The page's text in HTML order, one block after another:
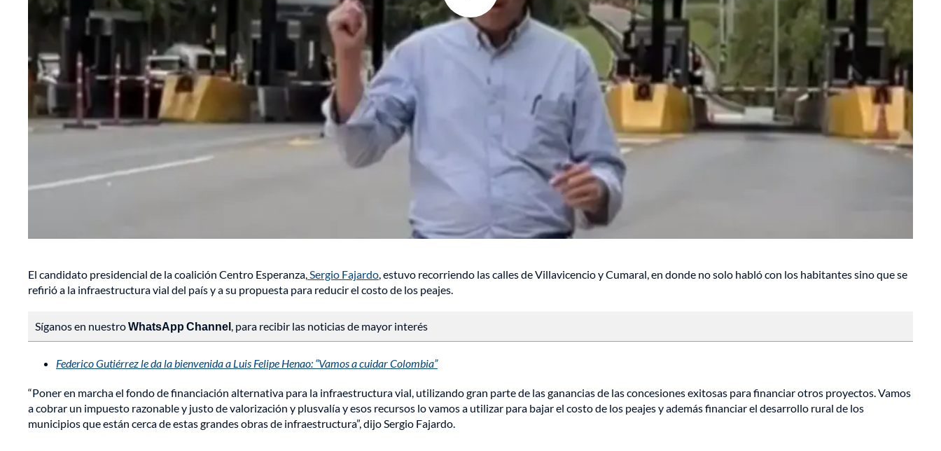
El candidato presidencial de la coalición Centro Esperanza, Sergio Fajardo , estuvo recorriendo las calles de Villavicencio y Cumaral, en donde no solo habló con los habitantes sino que se
refirió a la infraestructura vial del país y a su propuesta para reducir el costo de los peajes.
Síganos en nuestroWhatsApp Channel , para recibir las noticias de mayor interés
Federico Gutiérrez le da la bienvenida a Luis Felipe Henao: “Vamos a cuidar Colombia”
“Poner en marcha el fondo de financiación alternativa para la infraestructura vial, utilizando gran parte de las ganancias de las concesiones exitosas para financiar otros proyectos. Vamos
a cobrar un impuesto razonable y justo de valorización y plusvalía y esos recursos lo vamos a utilizar para bajar el costo de los peajes y además financiar el desarrollo rural de los
municipios que están cerca de estas grandes obras de infraestructura”, dijo Sergio Fajardo.